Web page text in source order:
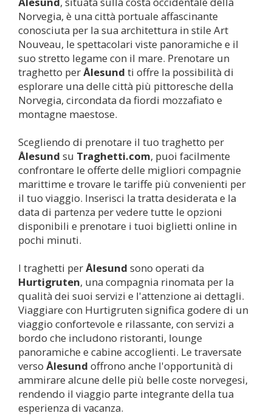
Norvegia, è una città portuale affascinante
conosciuta per la sua architettura in stile Art
Nouveau, le spettacolari viste panoramiche e il
suo stretto legame con il mare. Prenotare un
traghetto perÅlesund ti offre la possibilità di
esplorare una delle città più pittoresche della
Norvegia, circondata da fiordi mozzafiato e
montagne maestose.
Scegliendo di prenotare il tuo traghetto per
Ålesund su Traghetti.com, puoi facilmente
confrontare le offerte delle migliori compagnie
marittime e trovare le tariffe più convenienti per
il tuo viaggio. Inserisci la tratta desiderata e la
data di partenza per vedere tutte le opzioni
disponibili e prenotare i tuoi biglietti online in
pochi minuti.
I traghetti perÅlesund sono operati da
Hurtigruten, una compagnia rinomata per la
qualità dei suoi servizi e l'attenzione ai dettagli.
Viaggiare con Hurtigruten significa godere di un
viaggio confortevole e rilassante, con servizi a
bordo che includono ristoranti, lounge
panoramiche e cabine accoglienti. Le traversate
verso Ålesund offrono anche l'opportunità di
ammirare alcune delle più belle coste norvegesi,
rendendo il viaggio parte integrante della tua
esperienza di vacanza.